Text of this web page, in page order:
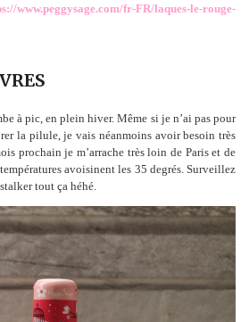
www.peggysage.com/fr-FR/laques-le-rouge-
à pic, en plein hiver. Même si je n’ai pas pour
la pilule, je vais néanmoins avoir besoin très
prochain je m’arrache très loin de Paris et de
avoisinent les 35 degrés. Surveillez
tout ça héhé.